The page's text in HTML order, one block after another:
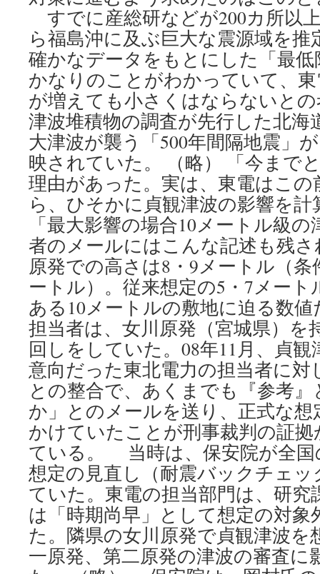
すでに産総研などが200カ所以
ら福島沖に及ぶ巨大な震源域を
確かなデータをもとにした「最
かなりのことがわかっていて、
が増えても小さくはならないと
津波堆積物の調査が先行した北海
大津波が襲う「500年間隔地震」
映されていた。 （略） 「今まで
理由があった。実は、東電はこの
ら、ひそかに貞観津波の影響を
「最大影響の場合10メートル級
者のメールにはこんな記述も残
原発での高さは8・9メートル（
ートル）。従来想定の5・7メー
ある10メートルの敷地に迫る数
担当者は、女川原発（宮城県）を
回しをしていた。08年11月、貞
意向だった東北電力の担当者に対
との整合で、あくまでも『参考
か」とのメールを送り、正式な
かけていたことが刑事裁判の証
ている。 当時は、保安院が全国
想定の見直し（耐震バックチェ
ていた。東電の担当部門は、研究
は「時期尚早」として想定の対象
た。隣県の女川原発で貞観津波を
一原発、第二原発の津波の審査に